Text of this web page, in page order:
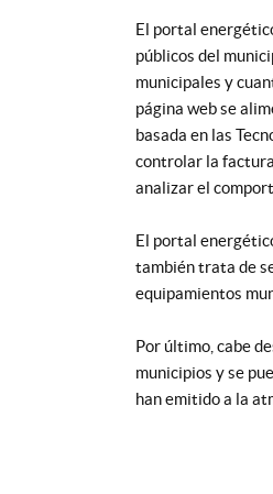
El portal
públicos del
municipales y
página webse
basada en las
controlar la
analizar el
El portal
también trata de
equipamientos
Por último, cabe
municipios y se
han emitido a la